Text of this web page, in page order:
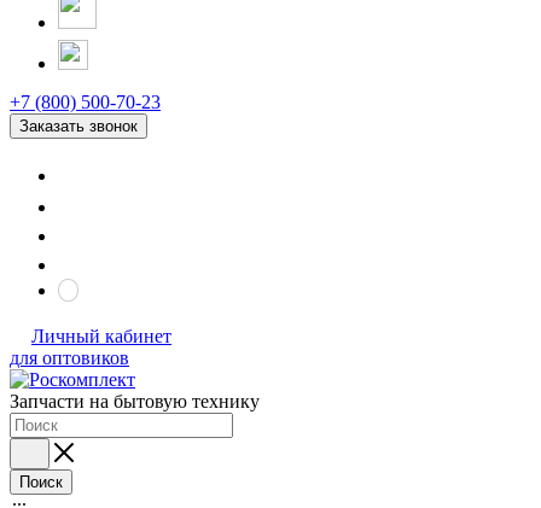
+7 (800) 500-70-23
Заказать звонок
Личный кабинет
для оптовиков
Запчасти на бытовую технику
Поиск